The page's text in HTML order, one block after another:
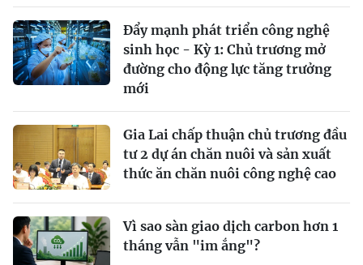
Đẩy mạnh phát triển công nghệ
sinh học - Kỳ 1: Chủ trương mở
đường cho động lực tăng trưởng
mới
Gia Lai chấp thuận chủ trương đầu
tư 2 dự án chăn nuôi và sản xuất
thức ăn chăn nuôi công nghệ cao
Vì sao sàn giao dịch carbon hơn 1
tháng vẫn "im ắng"?